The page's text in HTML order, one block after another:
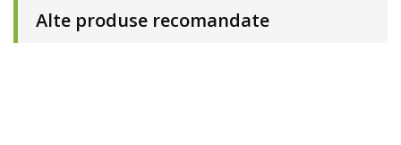
Alte produse recomandate